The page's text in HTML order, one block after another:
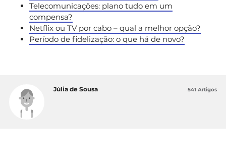
Telecomunicações: plano tudo em um
compensa?
Netflix ou TV por cabo – qual a melhor opção?
Período de fidelização: o que há de novo?
Júlia de Sousa 541 Artigos